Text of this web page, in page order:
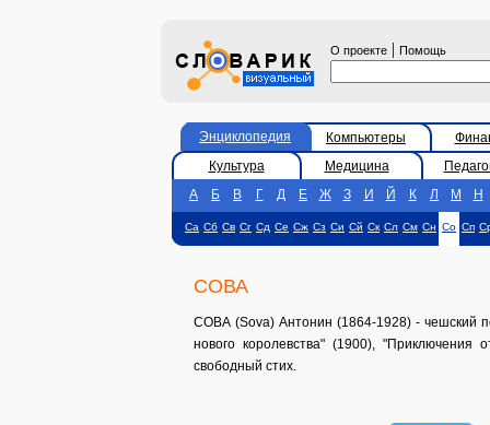
О проекте | Помощь
Энциклопедия Компьютеры
Культура
Медицина
А
Б В Г Д Е Ж З И Й К Л М Н
Са Сб Св Сг Сд Се Сж Сз Си Сй Ск Сл См Сн Со Сп
СОВА
СОВА (Sova) Антонин (1864-1928) - чешский
нового королевства" (1900),
свободный стих.